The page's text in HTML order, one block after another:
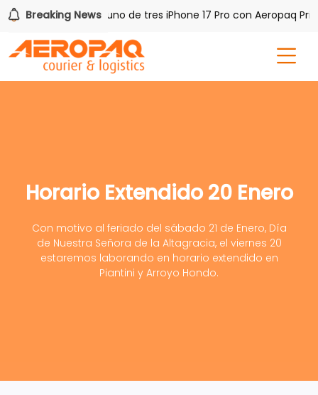
Breaking NewsGana uno de tres iPhone 17 Pro con Aeropaq Prime
Horario Extendido 20 Enero
Con motivo al feriado del sábado 21 de Enero, Día
de Nuestra Señora de la Altagracia, el viernes 20
estaremos laborando en horario extendido en
Piantini y Arroyo Hondo.